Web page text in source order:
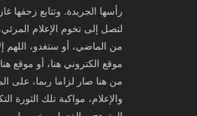
رأسها الجريدة. وتتابع زحفها
لتصل إلى تخوم الإعلام
من الماضي، أو ستغدو، اللهم
موقع الكتروني هنا، أو موقع
من هنا صار لزاما ربما، على
والإعلام، مواكبة تلك الثورة